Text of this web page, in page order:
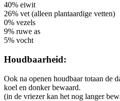
40% eiwit
26% vet (alleen plantaardige vetten)
0% vezels
9% ruwe as
5% vocht
Houdbaarheid:
Ook na openen houdbaar totaan de
koel en donker bewaard.
(in de vriezer kan het nog langer